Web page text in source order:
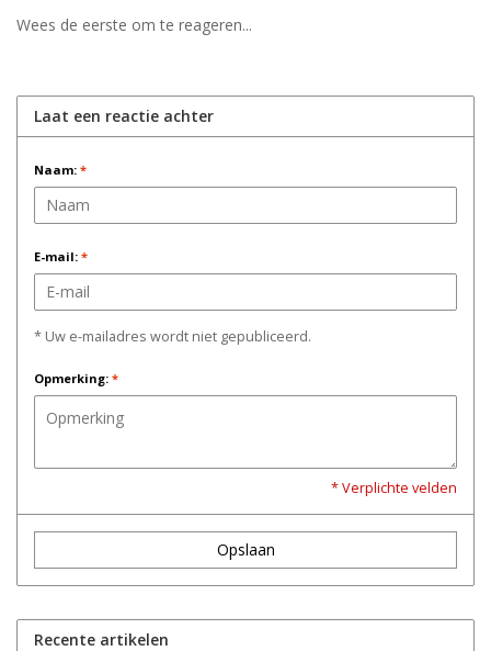
Wees de eerste om te reageren...
Laat een reactie achter
Naam: *
E-mail: *
* Uw e-mailadres wordt niet gepubliceerd.
Opmerking: *
* Verplichte velden
Opslaan
Recente artikelen